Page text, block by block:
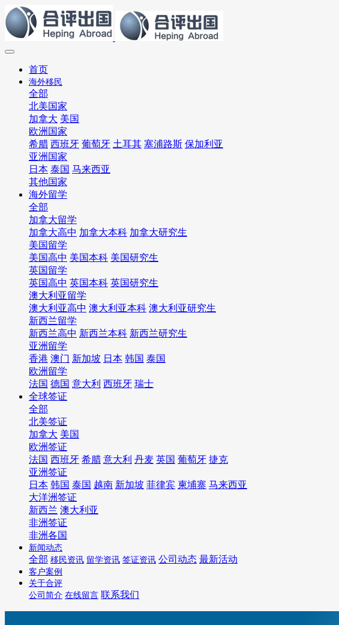
首页
海外移民
全部
北美国家
加拿大 美国
欧洲国家
希腊 西班牙 葡萄牙 土耳其 塞浦路斯 保加利亚
亚洲国家
日本 泰国 马来西亚
其他国家
海外留学
全部
加拿大留学
加拿大高中 加拿大本科 加拿大研究生
美国留学
美国高中 美国本科 美国研究生
英国留学
英国高中 英国本科 英国研究生
澳大利亚留学
澳大利亚高中 澳大利亚本科 澳大利亚研究生
新西兰留学
新西兰高中 新西兰本科 新西兰研究生
亚洲留学
香港 澳门 新加坡 日本 韩国 泰国
欧洲留学
法国 德国 意大利 西班牙 瑞士
全球签证
全部
北美签证
加拿大 美国
欧洲签证
法国 西班牙 希腊 意大利 丹麦 英国 葡萄牙 捷克
亚洲签证
日本 韩国 泰国 越南 新加坡 菲律宾 柬埔寨 马来西亚
大洋洲签证
新西兰 澳大利亚
非洲签证
非洲各国
新闻动态
全部 移民资讯 留学资讯 签证资讯 公司动态 最新活动
客户案例
关于合评
公司简介 在线留言 联系我们